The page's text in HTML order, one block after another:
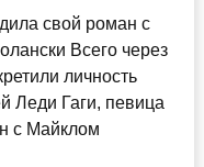
свой роман с
Всего через
личность
Леди Гаги, певица
с Майклом